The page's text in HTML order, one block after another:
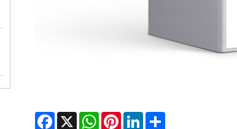
Facebook
X WhatsAppPinterestLinkedInShare